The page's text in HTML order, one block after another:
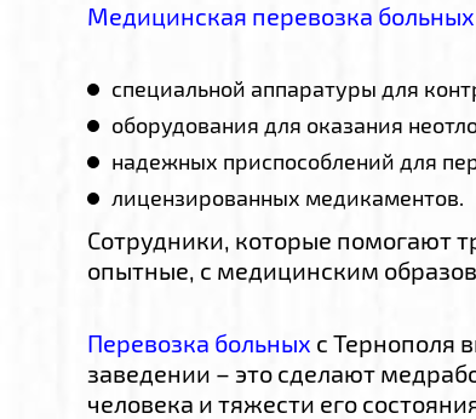
Медицинская перевозка больных
специальной аппаратуры для
оборудования для оказания
надежных приспособлений для
лицензированных медикаментов.
Сотрудники, которые помогают
опытные, с медицинским
Перевозка больных с Тернополя
заведении – это сделают
человека и тяжести его